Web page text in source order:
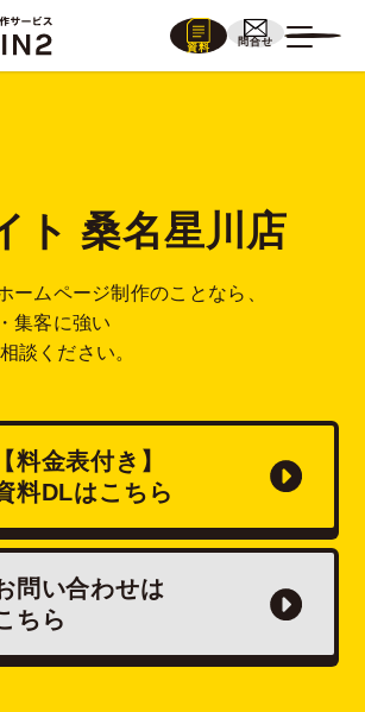
資料
問合せ
ト 桑名星川店
ームページ制作のことなら、
集客に強い
談ください。
【料金表付き】
料DLはこちら
問い合わせは
ちら